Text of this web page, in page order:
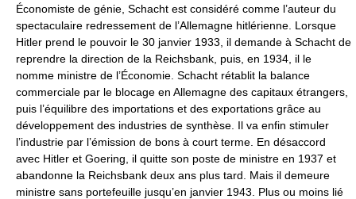
Économiste de génie, Schacht est considéré comme l’auteur du
spectaculaire redressement de l’Allemagne hitlérienne. Lorsque
Hitler prend le pouvoir le 30 janvier 1933, il demande à Schacht de
reprendre la direction de la Reichsbank, puis, en 1934, il le
nomme ministre de l’Économie. Schacht rétablit la balance
commerciale par le blocage en Allemagne des capitaux étrangers,
puis l’équilibre des importations et des exportations grâce au
développement des industries de synthèse. Il va enfin stimuler
l’industrie par l’émission de bons à court terme. En désaccord
avec Hitler et Goering, il quitte son poste de ministre en 1937 et
abandonne la Reichsbank deux ans plus tard. Mais il demeure
ministre sans portefeuille jusqu’en janvier 1943. Plus ou moins lié